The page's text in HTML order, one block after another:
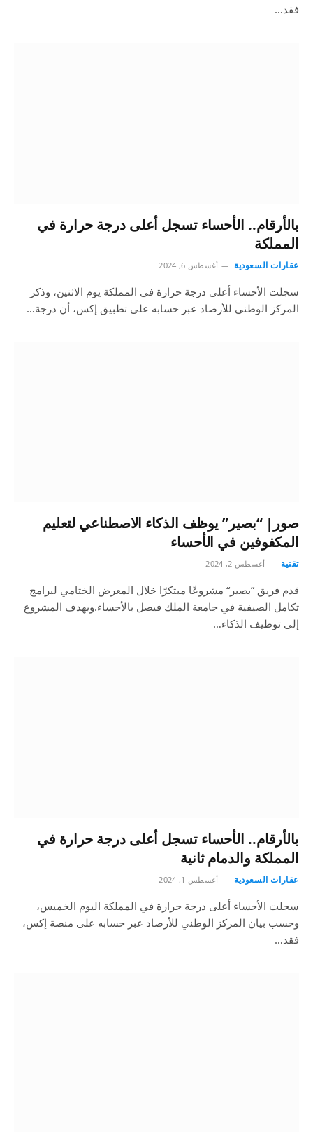
فقد…
بالأرقام.. الأحساء تسجل أعلى درجة حرارة في
المملكة
عقارات السعودية أغسطس 6, 2024
سجلت الأحساء أعلى درجة حرارة في المملكة يوم الاثنين، وذكر
المركز الوطني للأرصاد عبر حسابه على تطبيق إكس، أن درجة…
صور| “بصير” يوظف الذكاء الاصطناعي لتعليم
المكفوفين في الأحساء
تقنية أغسطس 2, 2024
قدم فريق ”بصير“ مشروعًا مبتكرًا خلال المعرض الختامي لبرامج
تكامل الصيفية في جامعة الملك فيصل بالأحساء.ويهدف المشروع
إلى توظيف الذكاء…
بالأرقام.. الأحساء تسجل أعلى درجة حرارة في
المملكة والدمام ثانية
عقارات السعودية أغسطس 1, 2024
سجلت الأحساء أعلى درجة حرارة في المملكة اليوم الخميس،
وحسب بيان المركز الوطني للأرصاد عبر حسابه على منصة إكس،
فقد…